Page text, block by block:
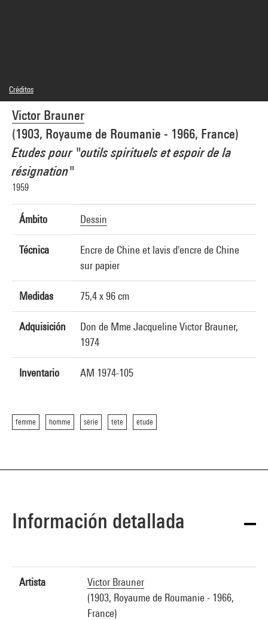
Victor Brauner
(1903, Royaume de Roumanie - 1966, France)
Etudes pour "outils spirituels et espoir de la
résignation"
1959
Ámbito Dessin
Técnica
Encre de Chine et lavis d'encre de Chine
sur papier
Medidas 75,4 x 96 cm
Adquisición
Don de Mme Jacqueline Victor Brauner,
1974
Inventario AM 1974-105
femme homme série tête étude
Créditos
© Adagp, Paris
Créditos fotográficos : Centre Pompidou, MNAM-CCI/Bertrand Prévost/Dist.
GrandPalaisRmn
Referencia de la imagen : 4N52342
Difusión de la imagen :GrandPalaisRmnPhoto
Información detallada
Artista
Victor Brauner
(1903, Royaume de Roumanie - 1966,
France)